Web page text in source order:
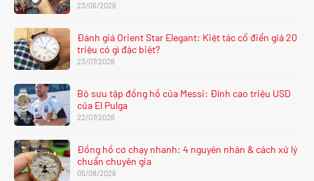
23/06/2026
Đánh giá Orient Star Elegant: Kiệt tác cổ điển giá 20
triệu có gì đặc biệt?
23/07/2026
Bộ sưu tập đồng hồ của Messi: Đỉnh cao triệu USD
của El Pulga
22/07/2026
Đồng hồ cơ chạy nhanh: 4 nguyên nhân & cách xử lý
chuẩn chuyên gia
05/08/2026